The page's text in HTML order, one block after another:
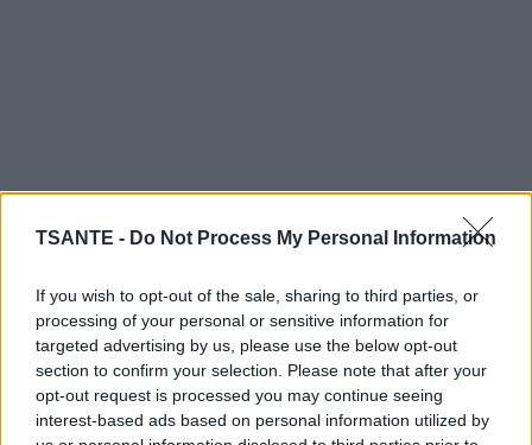
TSANTE - Do Not Process My Personal Information
If you wish to opt-out of the sale, sharing to third parties, or
processing of your personal or sensitive information for
targeted advertising by us, please use the below opt-out
section to confirm your selection. Please note that after your
opt-out request is processed you may continue seeing
interest-based ads based on personal information utilized by